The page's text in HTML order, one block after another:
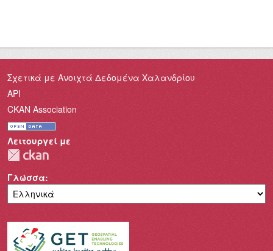
Σχετικά με Ανοιχτά Δεδομένα Χαλανδρίου
API
CKAN Association
Λειτουργεί με
Γλώσσα